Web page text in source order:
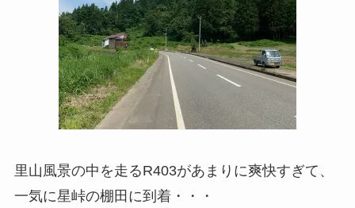
里山風景の中を走るR403があまりに爽快すぎて、
一気に星峠の棚田に到着・・・